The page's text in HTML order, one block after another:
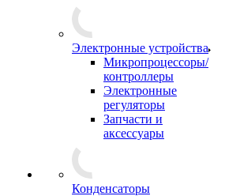
Электронные устройства
Микропроцессоры/
контроллеры
Электронные
регуляторы
Запчасти и
аксессуары
Конденсаторы